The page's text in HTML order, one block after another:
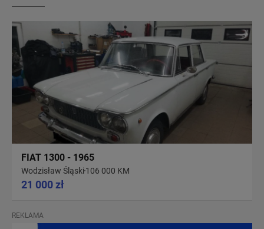
FIAT 1300 - 1965
Wodzisław Śląski106 000 KM
21 000 zł
REKLAMA